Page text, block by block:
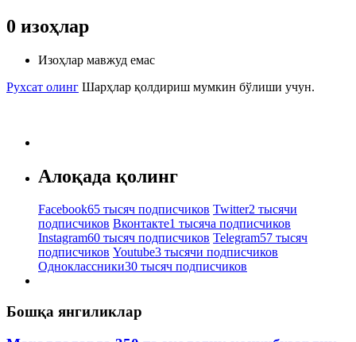
0 изоҳлар
Изоҳлар мавжуд емас
Рухсат олинг Шарҳлар қолдириш мумкин бўлиши учун.
Алоқада қолинг
Facebook65 тысяч подписчиков Twitter2 тысячи
подписчиков Вконтакте1 тысяча подписчиков
Instagram60 тысяч подписчиков Telegram57 тысяч
подписчиков Youtube3 тысячи подписчиков
Одноклассники30 тысяч подписчиков
Бошқа янгиликлар